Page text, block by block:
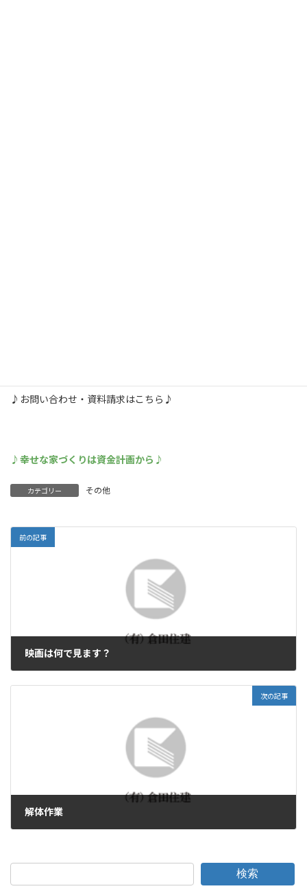
♪お問い合わせ・資料請求はこちら♪
♪幸せな家づくりは資金計画から♪
カテゴリー その他
前の記事
映画は何で見ます？
次の記事
解体作業
検索